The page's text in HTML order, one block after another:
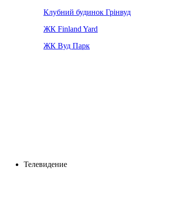
Клубний будинок Грінвуд
ЖК Finland Yard
ЖК Вуд Парк
Телевидение